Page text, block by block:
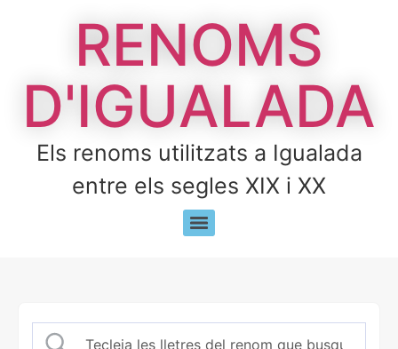
RENOMS
D'IGUALADA
Els renoms utilitzats a Igualada
entre els segles XIX i XX